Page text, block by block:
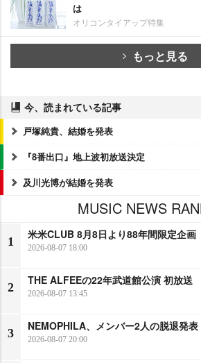
は
オリコンタイアップ特集
もっと見る
今、読まれている記事
戸塚純貴、結婚を発表
『8番出口』地上波初放送決定
及川光博が結婚を発表
MUSIC NEWS
1
米米CLUB 8月8日より88年間限定企画
2026-08-07 18:00
2
THE ALFEEの22年武道館公演 初放送
2026-08-07 13:45
3
NEMOPHILA、メンバー2人の脱退発表
2026-08-07 20:00